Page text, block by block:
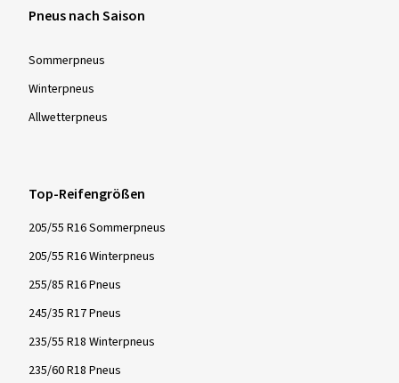
Pneus nach Saison
Sommer­pneus
Winter­pneus
Allwetter­pneus
Top-Reifengrößen
205/55 R16 Sommerpneus
205/55 R16 Winterpneus
255/85 R16 Pneus
245/35 R17 Pneus
235/55 R18 Winterpneus
235/60 R18 Pneus